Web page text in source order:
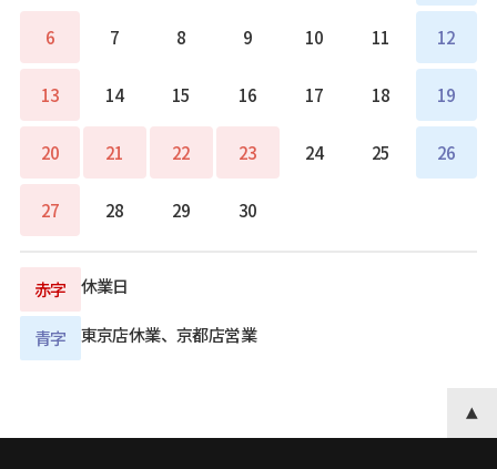
6 7 8 9 10 11 12
13 14 15 16 17 18 19
20 21 22 23 24 25 26
27 28 29 30
赤字 休業日
青字 東京店休業、京都店営業